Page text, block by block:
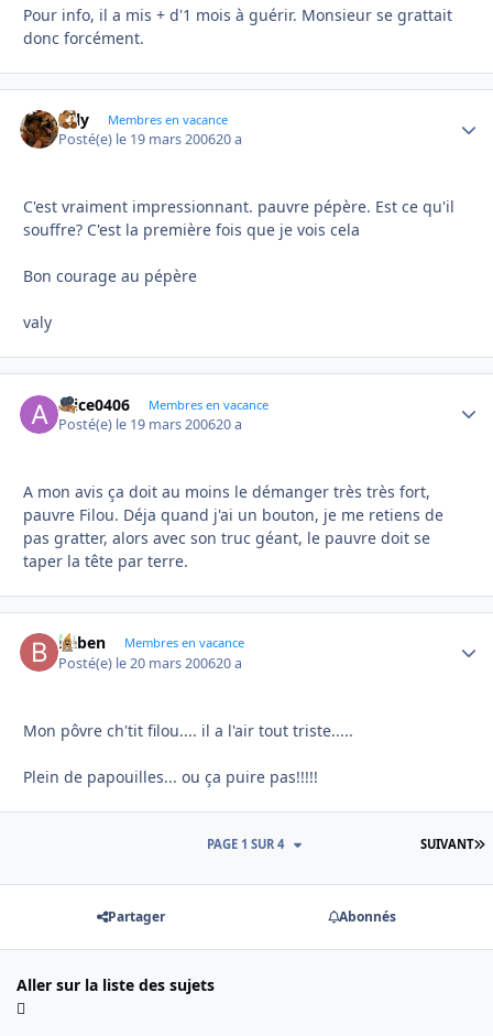
Pour info, il a mis + d'1 mois à guérir. Monsieur se grattait
donc forcément.
valy Membres en vacance
Posté(e) le 19 mars 200620 a
C'est vraiment impressionnant. pauvre pépère. Est ce qu'il
souffre? C'est la première fois que je vois cela
Bon courage au pépère
valy
Alice0406 Membres en vacance
Posté(e) le 19 mars 200620 a
A mon avis ça doit au moins le démanger très très fort,
pauvre Filou. Déja quand j'ai un bouton, je me retiens de
pas gratter, alors avec son truc géant, le pauvre doit se
taper la tête par terre.
baben Membres en vacance
Posté(e) le 20 mars 200620 a
Mon pôvre ch'tit filou.... il a l'air tout triste.....
Plein de papouilles... ou ça puire pas!!!!!
SUIVANT
PAGE 1 SUR 4
Partager Abonnés
Aller sur la liste des sujets